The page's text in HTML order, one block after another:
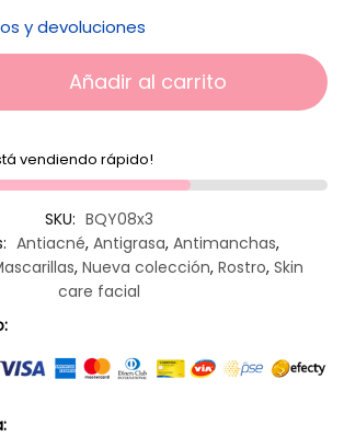
y devoluciones
Añadir al carrito
vendiendo rápido!
SKU: BQY08x3
Antiacné, Antigrasa, Antimanchas,
, Nueva colección, Rostro, Skin
care facial